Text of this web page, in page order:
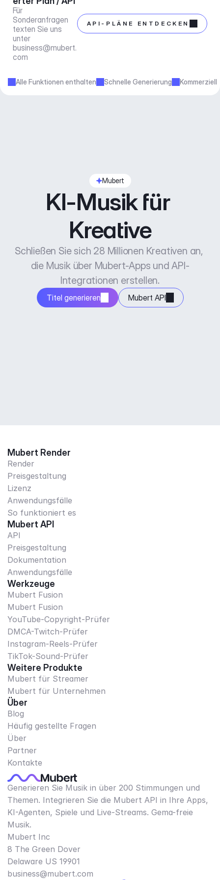
Für
Sonderanfragen
texten Sie uns
business@mubert.
com
API-PLÄNE ENTDECKEN
Alle Funktionen enthalten Schnelle Generierung
Mubert
KI-Musik für
Kreative
Schließen Sie sich 28 Millionen Kreativen an,
die Musik über Mubert-Apps und API-
Integrationen erstellen.
Titel generieren Mubert API
Mubert Render
Render
Preisgestaltung
Lizenz
Anwendungsfälle
So funktioniert es
Mubert API
API
Preisgestaltung
Dokumentation
Anwendungsfälle
Werkzeuge
Mubert Fusion
Mubert Fusion
YouTube-Copyright-Prüfer
DMCA-Twitch-Prüfer
Instagram-Reels-Prüfer
TikTok-Sound-Prüfer
Weitere Produkte
Mubert für Streamer
Mubert für Unternehmen
Über
Blog
Häufig gestellte Fragen
Über
Partner
Kontakte
Generieren Sie Musik in über 200 Stimmungen und
Themen. Integrieren Sie die Mubert API in Ihre Apps,
KI-Agenten, Spiele und Live-Streams. Gema-freie
Musik.
Mubert Inc
8 The Green Dover
Delaware US 19901​
business@mubert.com